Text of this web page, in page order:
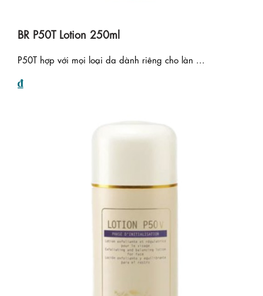
BR P50T Lotion 250ml
P50T hợp với mọi loại da dành riêng cho làn ...
₫